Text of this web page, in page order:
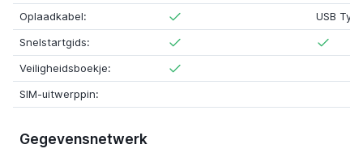
Oplaadkabel:
USB
Snelstartgids:
Veiligheidsboekje:
SIM-uitwerppin:
Gegevensnetwerk